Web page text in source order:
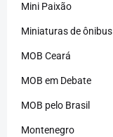
Mini Paixão
Miniaturas de ônibus
MOB Ceará
MOB em Debate
MOB pelo Brasil
Montenegro